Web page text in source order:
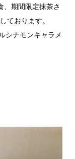
、期間限定抹茶さ
ております。
シナモンキャラメ